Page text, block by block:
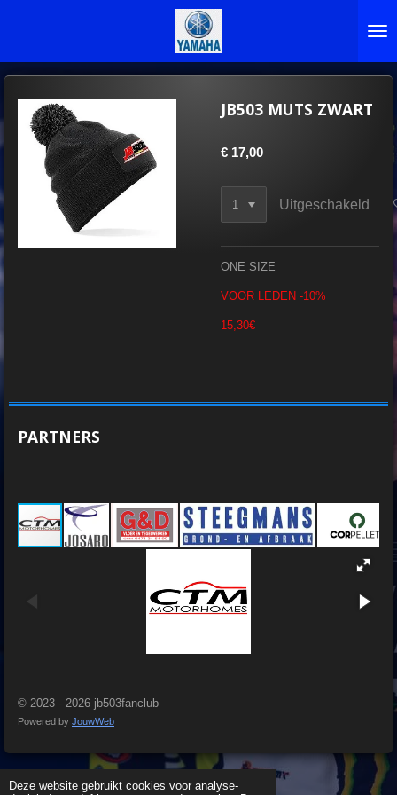
Deze website gebruikt cookies voor analyse-
JB503 MUTS ZWART
€ 17,00
Uitgeschakeld
ONE SIZE
VOOR LEDEN -10%
15,30€
PARTNERS
© 2023 - 2026 jb503fanclub
Powered by JouwWeb